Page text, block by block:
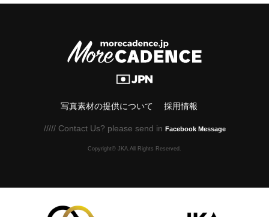
写真素材の提供について 採用情報
///// Contact Us? please send in Facebook Message
Copyright© JKA.All Rights Reserved.